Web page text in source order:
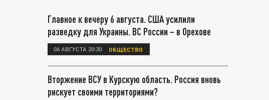
Главное к вечеру 6 августа. США усилили
разведку для Украины. ВС России – в Орехове
06 АВГУСТА 20:30 ОБЩЕСТВО
Вторжение ВСУ в Курскую область. Россия вновь
рискует своими территориями?